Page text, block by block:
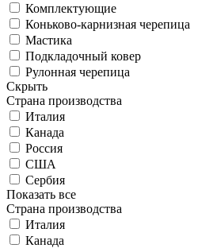
Комплектующие
Коньково-карнизная черепица
Мастика
Подкладочный ковер
Рулонная черепица
Скрыть
Страна производства
Италия
Канада
Россия
США
Сербия
Показать все
Страна производства
Италия
Канада